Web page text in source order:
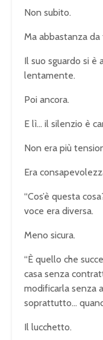
Non subito.
Ma abbastanza
Il suo sguardo si è
lentamente.
Poi ancora.
E lì… il silenzio è
Non era più
Era
“Cos’è questa
voce era diversa.
Meno sicura.
“È quello che
casa senza
modificarla senza
soprattutto…
Il lucchetto.